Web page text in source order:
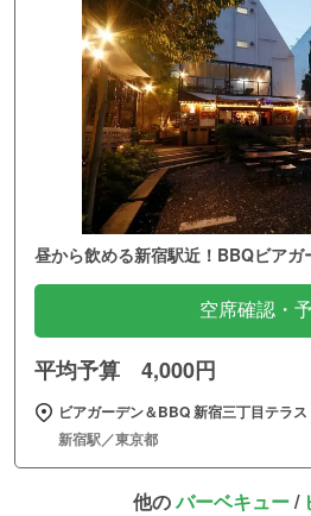
昼から飲める新宿駅近！BBQビアガ
空席確認・
平均予算 4,000円
ビアガーデン＆BBQ 新宿三丁目テラス
新宿駅／東京都
他のバーベキュー/